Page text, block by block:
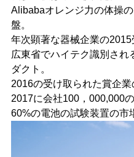
Alibabaオレンジ力の体操
盤。
年次顕著な器械企業の2015
広東省でハイテク識別され
ダクト。
2016の受け取られた賞企業
2017に会社100，000,000
60%の電池の試験装置の市